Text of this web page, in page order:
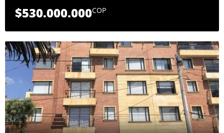
$530.000.000COP